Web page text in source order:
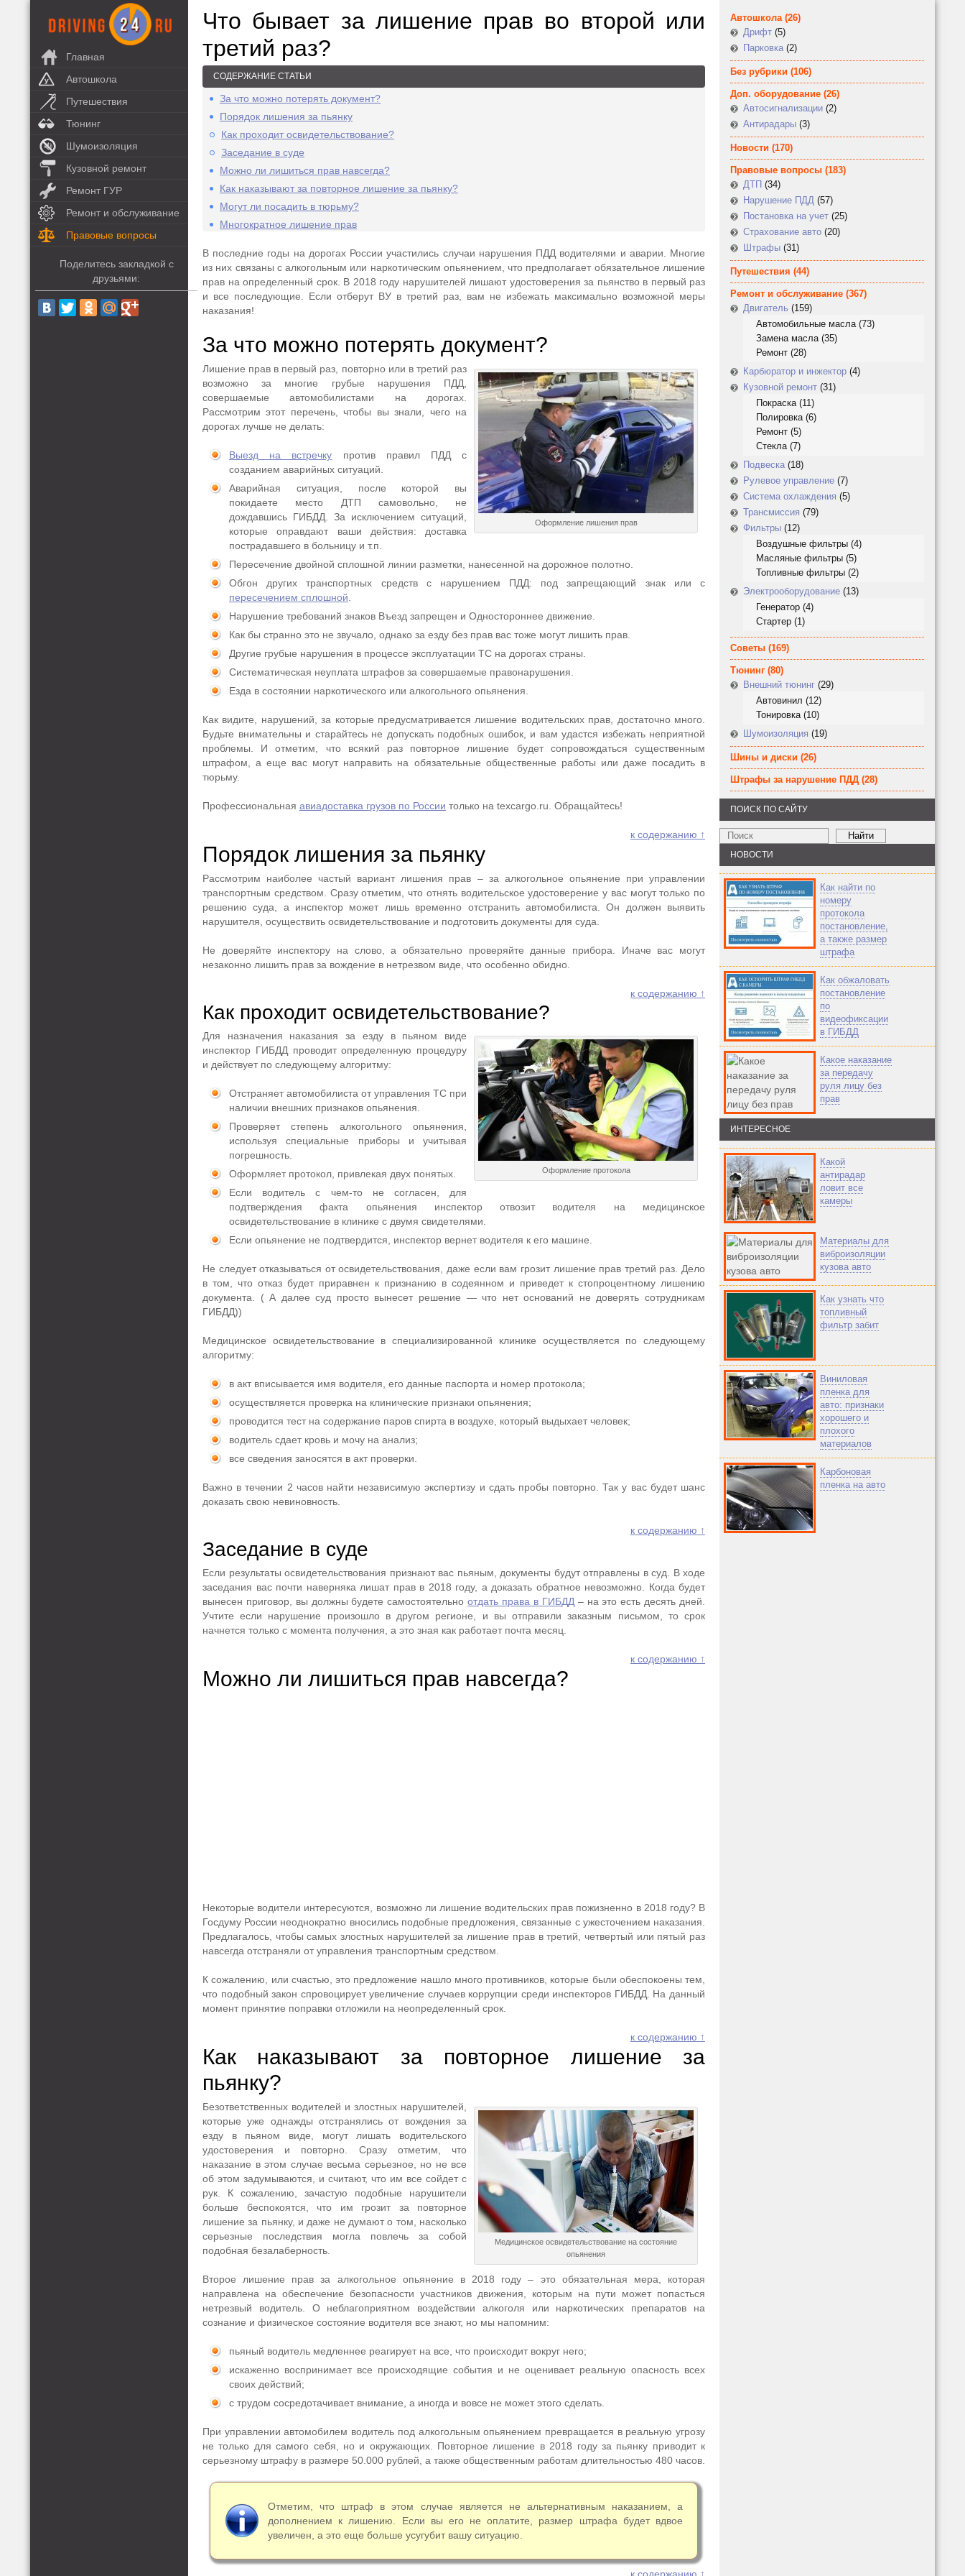
Главная
Автошкола
Путешествия
Тюнинг
Шумоизоляция
Кузовной ремонт
Ремонт ГУР
Ремонт и обслуживание
Правовые вопросы
Поделитесь закладкой с
друзьями:
Что бывает за лишение прав во второй или
третий раз?
СОДЕРЖАНИЕ СТАТЬИ
За что можно потерять документ?
Порядок лишения за пьянку
Как проходит освидетельствование?
Заседание в суде
Можно ли лишиться прав навсегда?
Как наказывают за повторное лишение за пьянку?
Могут ли посадить в тюрьму?
Многократное лишение прав
В последние годы на дорогах России участились случаи нарушения ПДД водителями и аварии. Многие
из них связаны с алкогольным или наркотическим опьянением, что предполагает обязательное лишение
прав на определенный срок. В 2018 году нарушителей лишают удостоверения за пьянство в первый раз
и все последующие. Если отберут ВУ в третий раз, вам не избежать максимально возможной меры
наказания!
За что можно потерять документ?
Оформление лишения прав
Лишение прав в первый раз, повторно или в третий раз
возможно за многие грубые нарушения ПДД,
совершаемые автомобилистами на дорогах.
Рассмотрим этот перечень, чтобы вы знали, чего на
дорогах лучше не делать:
Выезд на встречку против правил ПДД с
созданием аварийных ситуаций.
Аварийная ситуация, после которой вы
покидаете место ДТП самовольно, не
дождавшись ГИБДД. За исключением ситуаций,
которые оправдают ваши действия: доставка
пострадавшего в больницу и т.п.
Пересечение двойной сплошной линии разметки, нанесенной на дорожное полотно.
Обгон других транспортных средств с нарушением ПДД: под запрещающий знак или с
пересечением сплошной
Нарушение требований знаков Въезд запрещен и Одностороннее движение.
Как бы странно это не звучало, однако за езду без прав вас тоже могут лишить прав.
Другие грубые нарушения в процессе эксплуатации ТС на дорогах страны.
Систематическая неуплата штрафов за совершаемые правонарушения.
Езда в состоянии наркотического или алкогольного опьянения.
Как видите, нарушений, за которые предусматривается лишение водительских прав, достаточно много.
Будьте внимательны и старайтесь не допускать подобных ошибок, и вам удастся избежать неприятной
проблемы. И отметим, что всякий раз повторное лишение будет сопровождаться существенным
штрафом, а еще вас могут направить на обязательные общественные работы или даже посадить в
тюрьму.
Профессиональная авиадоставка грузов по России только на texcargo.ru. Обращайтесь!
к содержанию ↑
Порядок лишения за пьянку
Рассмотрим наиболее частый вариант лишения прав – за алкогольное опьянение при управлении
транспортным средством. Сразу отметим, что отнять водительское удостоверение у вас могут только по
решению суда, а инспектор может лишь временно отстранить автомобилиста. Он должен выявить
нарушителя, осуществить освидетельствование и подготовить документы для суда.
Не доверяйте инспектору на слово, а обязательно проверяйте данные прибора. Иначе вас могут
незаконно лишить прав за вождение в нетрезвом виде, что особенно обидно.
к содержанию ↑
Как проходит освидетельствование?
Оформление протокола
Для назначения наказания за езду в пьяном виде
инспектор ГИБДД проводит определенную процедуру
и действует по следующему алгоритму:
Отстраняет автомобилиста от управления ТС при
наличии внешних признаков опьянения.
Проверяет степень алкогольного опьянения,
используя специальные приборы и учитывая
погрешность.
Оформляет протокол, привлекая двух понятых.
Если водитель с чем-то не согласен, для
подтверждения факта опьянения инспектор отвозит водителя на медицинское
освидетельствование в клинике с двумя свидетелями.
Если опьянение не подтвердится, инспектор вернет водителя к его машине.
Не следует отказываться от освидетельствования, даже если вам грозит лишение прав третий раз. Дело
в том, что отказ будет приравнен к признанию в содеянном и приведет к стопроцентному лишению
документа. ( А далее суд просто вынесет решение — что нет оснований не доверять сотрудникам
ГИБДД))
Медицинское освидетельствование в специализированной клинике осуществляется по следующему
алгоритму:
в акт вписывается имя водителя, его данные паспорта и номер протокола;
осуществляется проверка на клинические признаки опьянения;
проводится тест на содержание паров спирта в воздухе, который выдыхает человек;
водитель сдает кровь и мочу на анализ;
все сведения заносятся в акт проверки.
Важно в течении 2 часов найти независимую экспертизу и сдать пробы повторно. Так у вас будет шанс
доказать свою невиновность.
к содержанию ↑
Заседание в суде
Если результаты освидетельствования признают вас пьяным, документы будут отправлены в суд. В ходе
заседания вас почти наверняка лишат прав в 2018 году, а доказать обратное невозможно. Когда будет
вынесен приговор, вы должны будете самостоятельноотдать права в ГИБДД – на это есть десять дней.
Учтите если нарушение произошло в другом регионе, и вы отправили заказным письмом, то срок
начнется только с момента получения, а это зная как работает почта месяц.
к содержанию ↑
Можно ли лишиться прав навсегда?
Некоторые водители интересуются, возможно ли лишение водительских прав пожизненно в 2018 году? В
Госдуму России неоднократно вносились подобные предложения, связанные с ужесточением наказания.
Предлагалось, чтобы самых злостных нарушителей за лишение прав в третий, четвертый или пятый раз
навсегда отстраняли от управления транспортным средством.
К сожалению, или счастью, это предложение нашло много противников, которые были обеспокоены тем,
что подобный закон спровоцирует увеличение случаев коррупции среди инспекторов ГИБДД. На данный
момент принятие поправки отложили на неопределенный срок.
к содержанию ↑
Как наказывают за повторное лишение за
пьянку?
Медицинское освидетельствование на состояние
опьянения
Безответственных водителей и злостных нарушителей,
которые уже однажды отстранялись от вождения за
езду в пьяном виде, могут лишать водительского
удостоверения и повторно. Сразу отметим, что
наказание в этом случае весьма серьезное, но не все
об этом задумываются, и считают, что им все сойдет с
рук. К сожалению, зачастую подобные нарушители
больше беспокоятся, что им грозит за повторное
лишение за пьянку, и даже не думают о том, насколько
серьезные последствия могла повлечь за собой
подобная безалаберность.
Второе лишение прав за алкогольное опьянение в 2018 году – это обязательная мера, которая
направлена на обеспечение безопасности участников движения, которым на пути может попасться
нетрезвый водитель. О неблагоприятном воздействии алкоголя или наркотических препаратов на
сознание и физическое состояние водителя все знают, но мы напомним:
пьяный водитель медленнее реагирует на все, что происходит вокруг него;
искаженно воспринимает все происходящие события и не оценивает реальную опасность всех
своих действий;
с трудом сосредотачивает внимание, а иногда и вовсе не может этого сделать.
При управлении автомобилем водитель под алкогольным опьянением превращается в реальную угрозу
не только для самого себя, но и окружающих. Повторное лишение в 2018 году за пьянку приводит к
серьезному штрафу в размере 50.000 рублей, а также общественным работам длительностью 480 часов.
Отметим, что штраф в этом случае является не альтернативным наказанием, а
дополнением к лишению. Если вы его не оплатите, размер штрафа будет вдвое
увеличен, а это еще больше усугубит вашу ситуацию.
Автошкола(26)
Дрифт (5)
Парковка (2)
Без рубрики (106)
Доп. оборудование (26)
Автосигнализации (2)
Антирадары (3)
Новости (170)
Правовые вопросы (183)
ДТП (34)
Нарушение ПДД (57)
Постановка на учет (25)
Страхование авто (20)
Штрафы (31)
Путешествия (44)
Ремонт и обслуживание (367)
Двигатель (159)
Автомобильные масла(73)
Замена масла(35)
Ремонт (28)
Карбюратор и инжектор (4)
Кузовной ремонт (31)
Покраска(11)
Полировка(6)
Ремонт (5)
Стекла(7)
Подвеска (18)
Рулевое управление (7)
Система охлаждения (5)
Трансмиссия (79)
Фильтры (12)
Воздушные фильтры (4)
Масляные фильтры (5)
Топливные фильтры (2)
Электрооборудование (13)
Генератор (4)
Стартер (1)
Советы (169)
Тюнинг (80)
Внешний тюнинг (29)
Автовинил (12)
Тонировка(10)
Шумоизоляция (19)
Шины и диски (26)
Штрафы за нарушение ПДД (28)
ПОИСК ПО САЙТУ
НОВОСТИ
Как найти по
номеру
протокола
постановление,
а также размер
штрафа
Как обжаловать
постановление
по
видеофиксации
в ГИБДД
Какое наказание
за передачу
руля лицу без
прав
ИНТЕРЕСНОЕ
Какой
антирадар
ловит все
камеры
Материалы для
виброизоляции
кузова авто
Как узнать что
топливный
фильтр забит
Виниловая
пленка для
авто: признаки
хорошего и
плохого
материалов
Карбоновая
пленка на авто